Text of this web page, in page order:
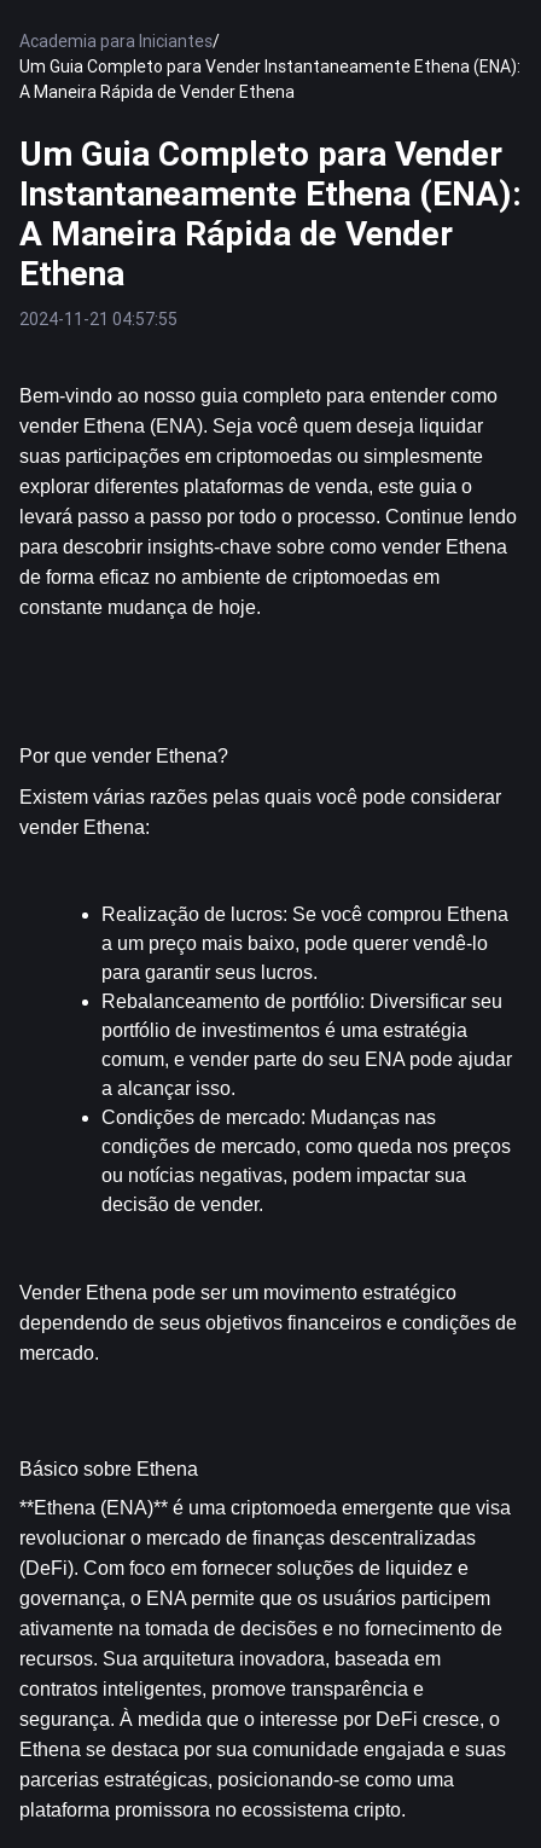
Academia para Iniciantes/
Um Guia Completo para Vender Instantaneamente Ethena (ENA):
A Maneira Rápida de Vender Ethena
Um Guia Completo para Vender
Instantaneamente Ethena (ENA):
A Maneira Rápida de Vender
Ethena
2024-11-21 04:57:55
Bem-vindo ao nosso guia completo para entender como
vender Ethena (ENA). Seja você quem deseja liquidar
suas participações em criptomoedas ou simplesmente
explorar diferentes plataformas de venda, este guia o
levará passo a passo por todo o processo. Continue lendo
para descobrir insights-chave sobre como vender Ethena
de forma eficaz no ambiente de criptomoedas em
constante mudança de hoje.
Por que vender Ethena?
Existem várias razões pelas quais você pode considerar
vender Ethena:
Realização de lucros: Se você comprou Ethena
a um preço mais baixo, pode querer vendê-lo
para garantir seus lucros.
Rebalanceamento de portfólio: Diversificar seu
portfólio de investimentos é uma estratégia
comum, e vender parte do seu ENA pode ajudar
a alcançar isso.
Condições de mercado: Mudanças nas
condições de mercado, como queda nos preços
ou notícias negativas, podem impactar sua
decisão de vender.
Vender Ethena pode ser um movimento estratégico
dependendo de seus objetivos financeiros e condições de
mercado.
Básico sobre Ethena
**Ethena (ENA)** é uma criptomoeda emergente que visa
revolucionar o mercado de finanças descentralizadas
(DeFi). Com foco em fornecer soluções de liquidez e
governança, o ENA permite que os usuários participem
ativamente na tomada de decisões e no fornecimento de
recursos. Sua arquitetura inovadora, baseada em
contratos inteligentes, promove transparência e
segurança. À medida que o interesse por DeFi cresce, o
Ethena se destaca por sua comunidade engajada e suas
parcerias estratégicas, posicionando-se como uma
plataforma promissora no ecossistema cripto.